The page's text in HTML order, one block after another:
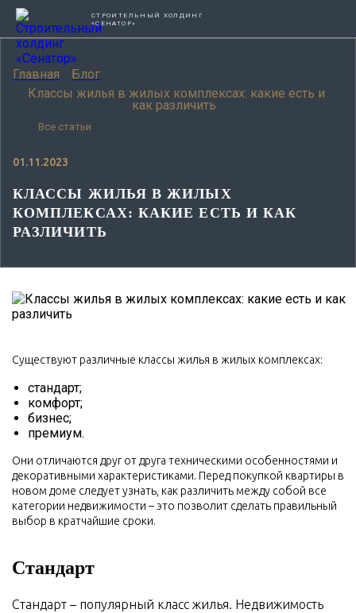
СТРОИТЕЛЬНЫЙ ХОЛДИНГ
«СЕНАТОР»
Главная
Блог
Классы жилья в жилых комплексах: какие есть и
как различить
Все статьи
01.11.2023
КЛАССЫ ЖИЛЬЯ В ЖИЛЫХ
КОМПЛЕКСАХ: КАКИЕ ЕСТЬ И КАК
РАЗЛИЧИТЬ
Существуют различные классы жилья в жилых комплексах:
стандарт;
комфорт;
бизнес;
премиум.
Они отличаются друг от друга техническими особенностями и
декоративными характеристиками. Перед покупкой квартиры в
новом доме следует узнать, как различить между собой все
категории недвижимости – это позволит сделать правильный
выбор в кратчайшие сроки.
Стандарт
Стандарт – популярный класс жилья. Недвижимость